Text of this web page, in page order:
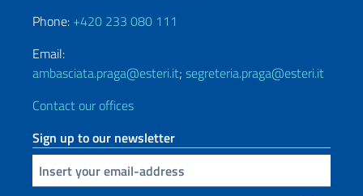
Phone: +420 233 080 111
Email:
ambasciata.praga@esteri.it; segreteria.praga@esteri.it
Contact our offices
Sign up to our newsletter
Insert your email